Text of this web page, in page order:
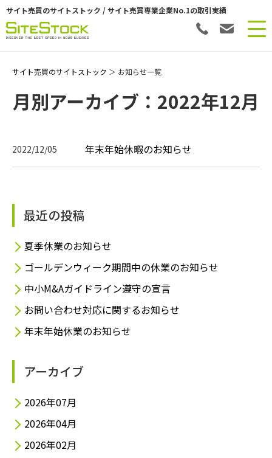
サイト売買のサイトストック / サイト売買専業企業No.1の取引実績
サイト売買のサイトストック ＞ お知らせ一覧
月別アーカイブ：2022年12月
2022/12/05 年末年始休暇のお知らせ
最近の投稿
夏季休業のお知らせ
ゴールデンウィーク期間中の休業のお知らせ
中小M&Aガイドライン遵守の宣言
お問い合わせ対応に関するお知らせ
年末年始休業のお知らせ
アーカイブ
2026年07月
2026年04月
2026年02月